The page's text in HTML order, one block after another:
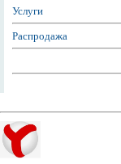
Услуги
Распродажа